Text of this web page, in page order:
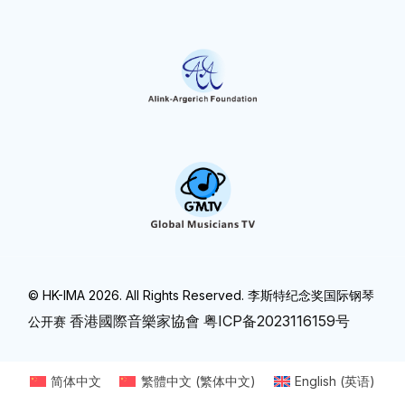
© HK-IMA 2026. All Rights Reserved. 李斯特纪念奖国际钢琴
公开赛香港國際音樂家協會 粤ICP备2023116159号
简体中文 繁體中文 (繁体中文) English (英语)